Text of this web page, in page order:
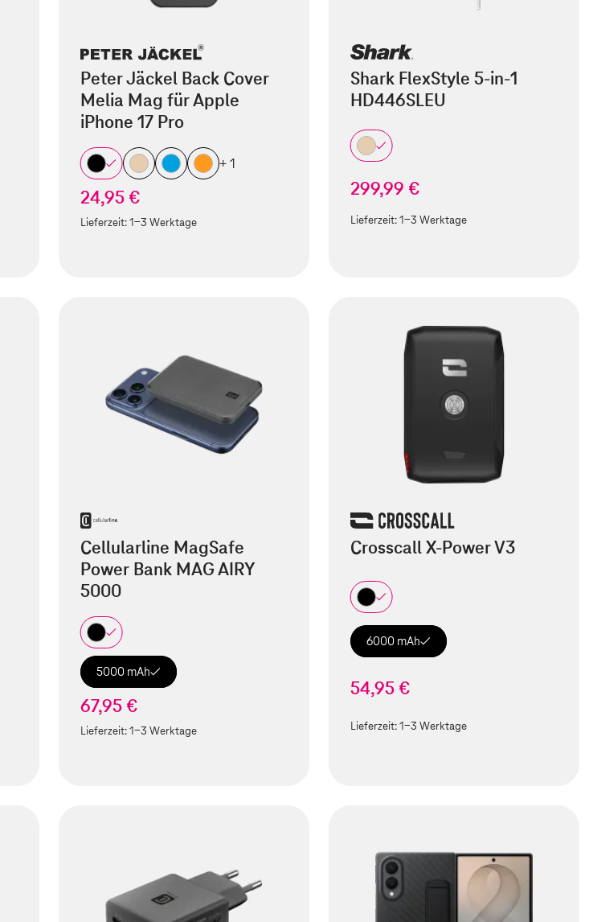
Peter Jäckel Back Cover
Melia Mag für Apple
iPhone 17 Pro
+ 1
24,95 €
Lieferzeit:1-3 Werktage
Shark FlexStyle 5-in-1
HD446SLEU
299,99 €
Lieferzeit:1-3 Werktage
Cellularline MagSafe
Power Bank MAG AIRY
5000
5000 mAh
67,95 €
Lieferzeit:1-3 Werktage
Crosscall X-Power V3
6000 mAh
54,95 €
Lieferzeit:1-3 Werktage